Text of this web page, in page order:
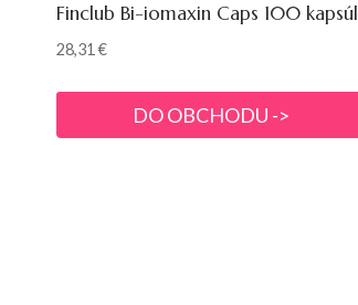
Finclub Bi-iomaxin Caps 100 kapsúl
28,31€
DO OBCHODU ->